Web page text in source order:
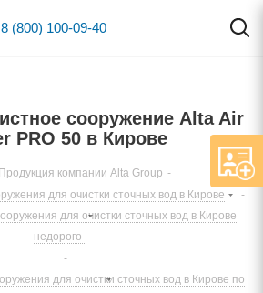
8 (800) 100-09-40
сооружение Alta Air
PRO 50 в Кирове
Продукция компании Alta Group -
для очистки сточных вод в Кирове
-
для очистки сточных вод в Кирове
недорого
-
для очистки сточных вод в Кирове по